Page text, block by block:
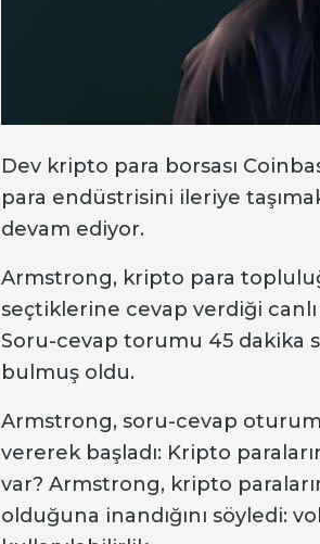
Dev kripto para borsası
para endüstrisini ileriye
devam ediyor.
Armstrong, kripto para
seçtiklerine cevap verdiği
Soru-cevap torumu 45 dakika
bulmuş oldu.
Armstrong, soru-cevap
vererek başladı: Kripto
var? Armstrong, kripto
olduğuna inandığını söyledi: